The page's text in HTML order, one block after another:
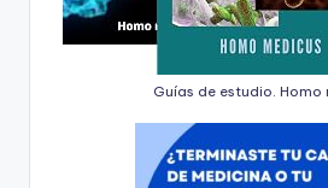
Guías de estudio. Homo